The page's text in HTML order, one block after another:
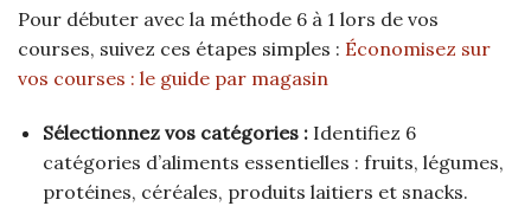
Pour débuter avec la méthode 6 à 1 lors de vos
courses, suivez ces étapes simples : Économisez sur
vos courses : le guide par magasin
Sélectionnez vos catégories :Identifiez 6
catégories d’aliments essentielles : fruits, légumes,
protéines, céréales, produits laitiers et snacks.